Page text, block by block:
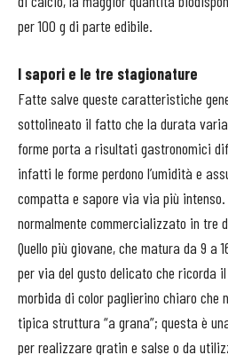
per 100 g di parte edibile.
I sapori e le tre stagionature
Fatte salve queste caratteristiche
sottolineato il fatto che la durata
forme porta a risultati gastronomici
infatti le forme perdono l’umidità e
compatta e sapore via via più intenso.
normalmente commercializzato in tre
Quello più giovane, che matura da 9 a
per via del gusto delicato che ricorda
morbida di color paglierino chiaro che
tipica struttura “a grana”; questa è
per realizzare gratin e salse o da